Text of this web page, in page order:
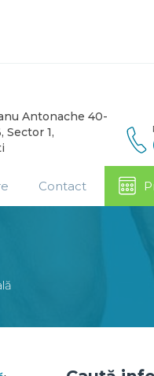
Antonache 40-
Sector 1,
Contact